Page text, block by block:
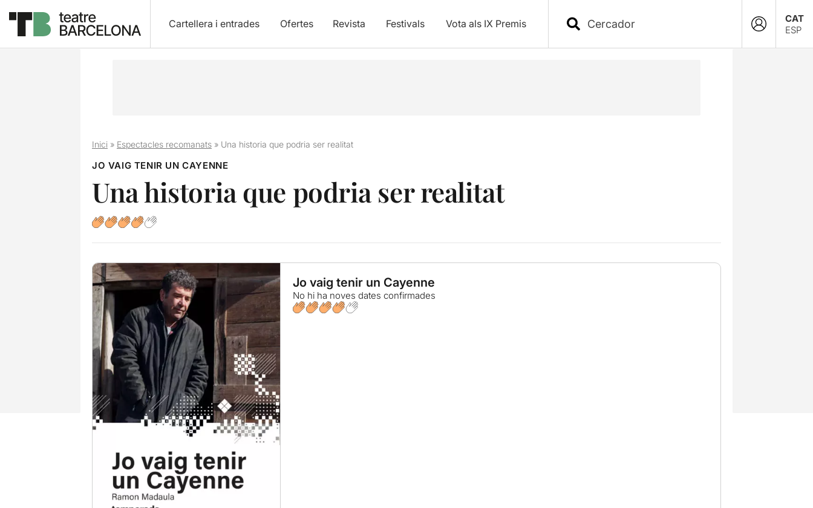
Cartellera i entrades Ofertes Revista Festivals Vota als IX Premis
CAT
ESP
Inici» Espectacles recomanats» Una historia que podria ser realitat
JO VAIG TENIR UN CAYENNE
Una historia que podria ser realitat
Jo vaig tenir un Cayenne
No hi ha noves dates confirmades